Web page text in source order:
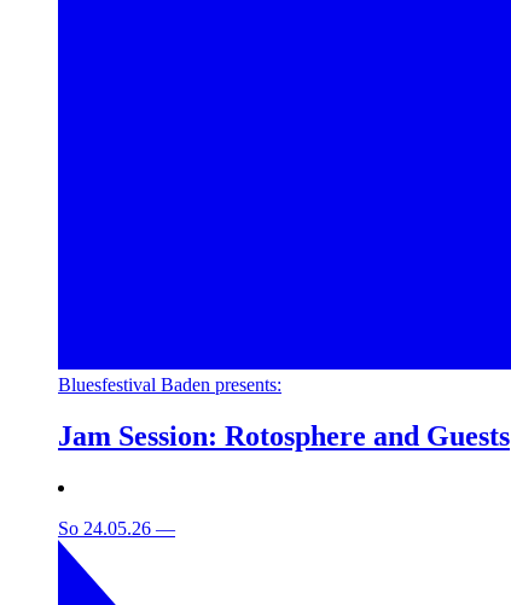
Bluesfestival Baden presents:
Jam Session: Rotosphere and Guests
So 24.05.26 —